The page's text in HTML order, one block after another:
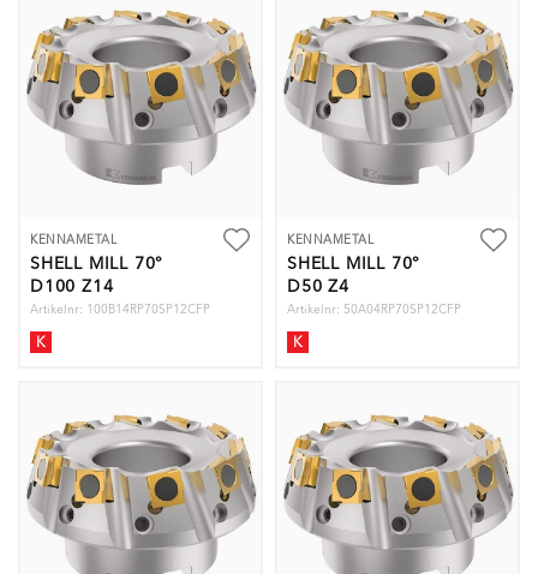
KENNAMETAL
SHELL MILL 70°
D100 Z14
Artikelnr: 100B14RP70SP12CFP
K
KENNAMETAL
SHELL MILL 70°
D50 Z4
Artikelnr: 50A04RP70SP12CFP
K